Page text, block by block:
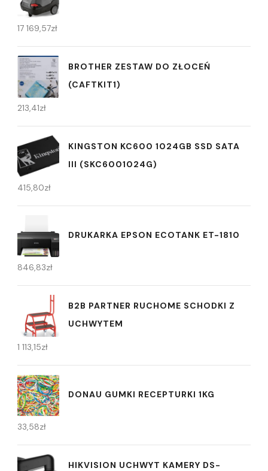
17 169,57zł
BROTHER ZESTAW DO ZŁOCEŃ
(CAFTKIT1)
213,41zł
KINGSTON KC600 1024GB SSD SATA
III (SKC6001024G)
415,80zł
DRUKARKA EPSON ECOTANK ET-1810
846,83zł
B2B PARTNER RUCHOME SCHODKI Z
UCHWYTEM
1 113,15zł
DONAU GUMKI RECEPTURKI 1KG
33,58zł
HIKVISION UCHWYT KAMERY DS-